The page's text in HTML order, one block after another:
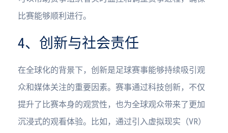
比赛能够顺利进行。
4、创新与社会责任
在全球化的背景下，创新是足球赛事能够持续吸引观
众和媒体关注的重要因素。赛事通过科技创新，不仅
提升了比赛本身的观赏性，也为全球观众带来了更加
沉浸式的观看体验。比如，通过引入虚拟现实（VR）